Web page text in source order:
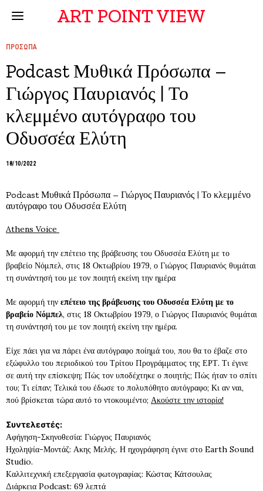
ART POINT VIEW
ΠΡΟΣΩΠΑ
Podcast Μυθικά Πρόσωπα –
Γιώργος Παυριανός | Το
κλεμμένο αυτόγραφο του
Οδυσσέα Ελύτη
18/10/2022
Podcast Μυθικά Πρόσωπα – Γιώργος Παυριανός | Το κλεμμένο
αυτόγραφο του Οδυσσέα Ελύτη
Athens Voice
Με αφορμή την επέτειο της βράβευσης του Οδυσσέα Ελύτη με το
βραβείο Νόμπελ, στις 18 Οκτωβρίου 1979, ο Γιώργος Παυριανός θυμάται
τη συνάντησή του με τον ποιητή εκείνη την ημέρα
Με αφορμή την επέτειο της βράβευσης του Οδυσσέα Ελύτη με το
βραβείο Νόμπελ, στις 18 Οκτωβρίου 1979, ο Γιώργος Παυριανός θυμάται
τη συνάντησή του με τον ποιητή εκείνη την ημέρα.
Είχε πάει για να πάρει ένα αυτόγραφο ποίημά του, που θα το έβαζε στο
εξώφυλλο του περιοδικού του Τρίτου Προγράμματος της ΕΡΤ. Τι έγινε
σε αυτή την επίσκεψη; Πώς τον υποδέχτηκε ο ποιητής; Πώς ήταν το σπίτι
του; Τι είπαν; Τελικά του έδωσε το πολυπόθητο αυτόγραφο; Κι αν ναι,
πού βρίσκεται τώρα αυτό το ντοκουμέντο; Ακούστε την ιστορία!
Συντελεστές:
Αφήγηση-Σκηνοθεσία: Γιώργος Παυριανός
Ηχοληψία-Μοντάζ: Ακης Μελής. Η ηχογράφηση έγινε στο Earth Sound
Studio.
Kαλλιτεχνική επεξεργασία φωτογραφίας: Κώστας Κάτσουλας
Διάρκεια Podcast: 69 λεπτά